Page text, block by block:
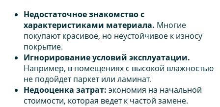
Недостаточное знакомство с
характеристиками материала. Многие
покупают красивое, но неустойчивое к износу
покрытие.
Игнорирование условий эксплуатации.
Например, в помещениях с высокой влажностью
не подойдет паркет или ламинат.
Недооценка затрат: экономия на начальной
стоимости, которая ведет к частой замене.